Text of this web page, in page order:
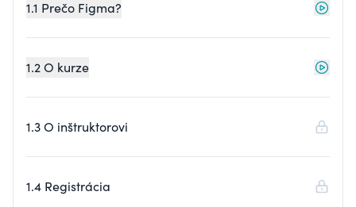
1.1 Prečo Figma?
1.2 O kurze
1.3 O inštruktorovi
1.4 Registrácia